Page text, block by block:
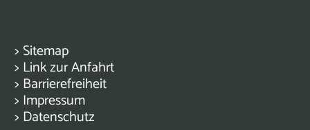
> Sitemap
> Link zur Anfahrt
> Barrierefreiheit
> Impressum
> Datenschutz